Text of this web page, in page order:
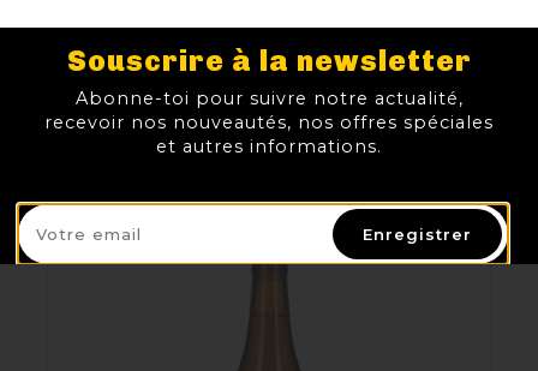
ORGEMONT BLONDE
TTC
AJOUTER AU PANIER
Souscrire à la newsletter
Abonne-toi pour suivre notre actualité,
recevoir nos nouveautés, nos offres spéciales
et autres informations.
Enregistrer